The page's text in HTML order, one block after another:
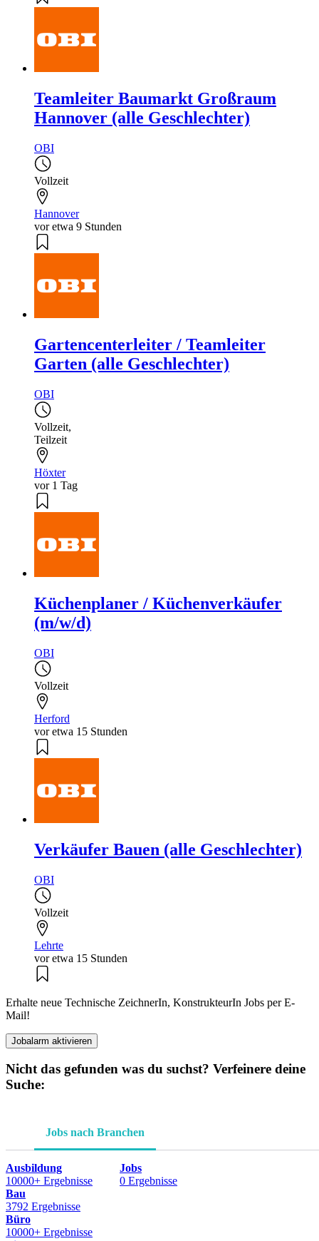
Teamleiter Baumarkt Großraum
Hannover (alle Geschlechter)
OBI
Vollzeit
Hannover
vor etwa 9 Stunden
Gartencenterleiter / Teamleiter
Garten (alle Geschlechter)
OBI
Vollzeit,
Teilzeit
Höxter
vor 1 Tag
Küchenplaner / Küchenverkäufer
(m/w/d)
OBI
Vollzeit
Herford
vor etwa 15 Stunden
Verkäufer Bauen (alle Geschlechter)
OBI
Vollzeit
Lehrte
vor etwa 15 Stunden
Erhalte neue Technische ZeichnerIn, KonstrukteurIn Jobs per E-
Mail!
Jobalarm aktivieren
Nicht das gefunden was du suchst? Verfeinere deine
Suche:
Jobs nach Branchen
Ausbildung
10000+ Ergebnisse
Bau
3792 Ergebnisse
Büro
10000+ Ergebnisse
Jobs
0 Ergebnisse